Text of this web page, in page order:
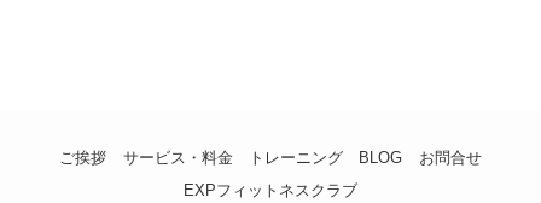
ご挨拶 サービス・料金 トレーニング BLOG
お問合せ
EXPフィットネスクラブ